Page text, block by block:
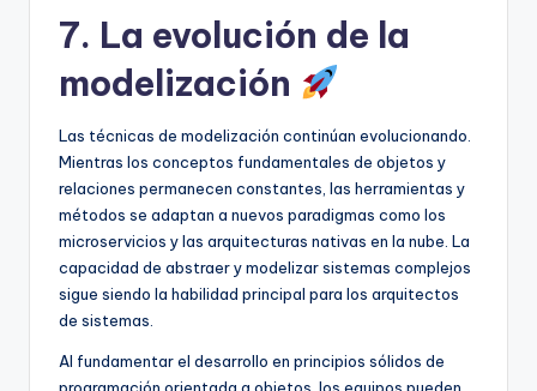
7. La evolución de la
modelización
Las técnicas de modelización continúan evolucionando.
Mientras los conceptos fundamentales de objetos y
relaciones permanecen constantes, las herramientas y
métodos se adaptan a nuevos paradigmas como los
microservicios y las arquitecturas nativas en la nube. La
capacidad de abstraer y modelizar sistemas complejos
sigue siendo la habilidad principal para los arquitectos
de sistemas.
Al fundamentar el desarrollo en principios sólidos de
programación orientada a objetos, los equipos pueden